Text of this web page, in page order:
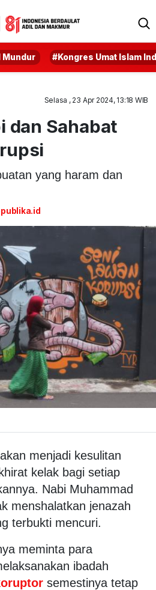
Mundur #Kongres Umat Islam
Selasa , 23 Apr 2024, 13:18 WIB
dan Sahabat
yang haram dan
akan menjadi kesulitan
kelak bagi setiap
Nabi Muhammad
menshalatkan jenazah
terbukti mencuri.
meminta para
ibadah
semestinya tetap